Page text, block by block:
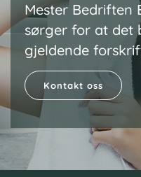
Mester Bedriften
sørger for at det
gjeldende
Kontakt oss